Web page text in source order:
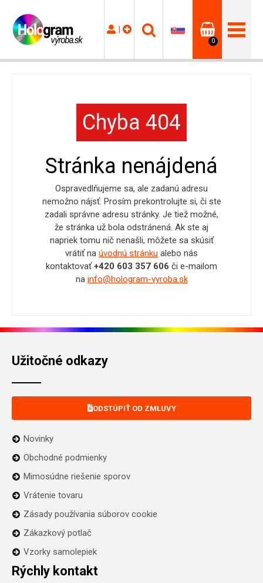
|
0
Chyba 404
Stránka nenájdená
Ospravedlňujeme sa, ale zadanú adresu
nemožno nájsť. Prosím prekontrolujte si, či ste
zadali správne adresu stránky. Je tiež možné,
že stránka už bola odstránená. Ak ste aj
napriek tomu nič nenašli, môžete sa skúsiť
vrátiť na úvodnú stránku alebo nás
kontaktovať+420 603 357 606 či e-mailom
na info@hologram-vyroba.sk
Užitočné odkazy
ODSTÚPIŤ OD ZMLUVY
Novinky
Obchodné podmienky
Mimosúdne riešenie sporov
Vrátenie tovaru
Zásady používania súborov cookie
Zákazkový potlač
Vzorky samolepiek
Rýchly kontakt